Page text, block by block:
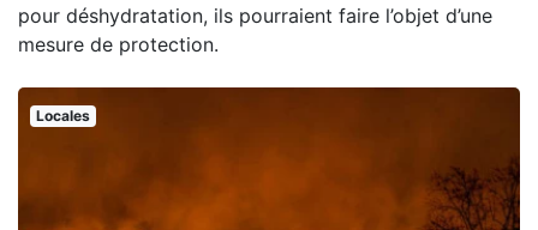
pour déshydratation, ils pourraient faire l’objet d’une
mesure de protection.
Locales